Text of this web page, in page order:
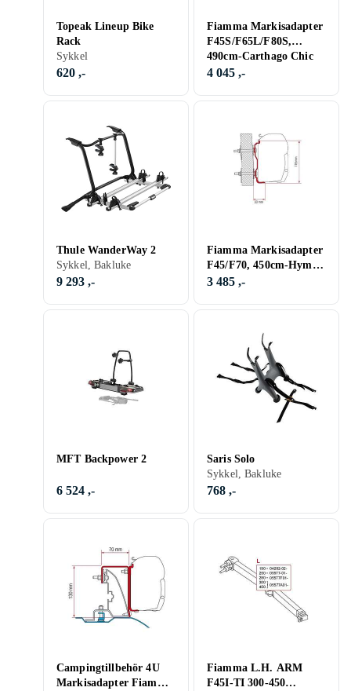
Topeak Lineup Bike
Rack
Sykkel
620 ,-
Fiamma Markisadapter
F45S/F65L/F80S,
490cm-Carthago Chic
4 045 ,-
Thule WanderWay 2
Sykkel, Bakluke
9 293 ,-
Fiamma Markisadapter
F45/F70, 450cm-Hymer
från 2016
3 485 ,-
MFT Backpower 2
6 524 ,-
Saris Solo
Sykkel, Bakluke
768 ,-
Campingtillbehör 4U
Markisadapter Fiamma
Fiamma L.H. ARM
F45I-TI 300-450